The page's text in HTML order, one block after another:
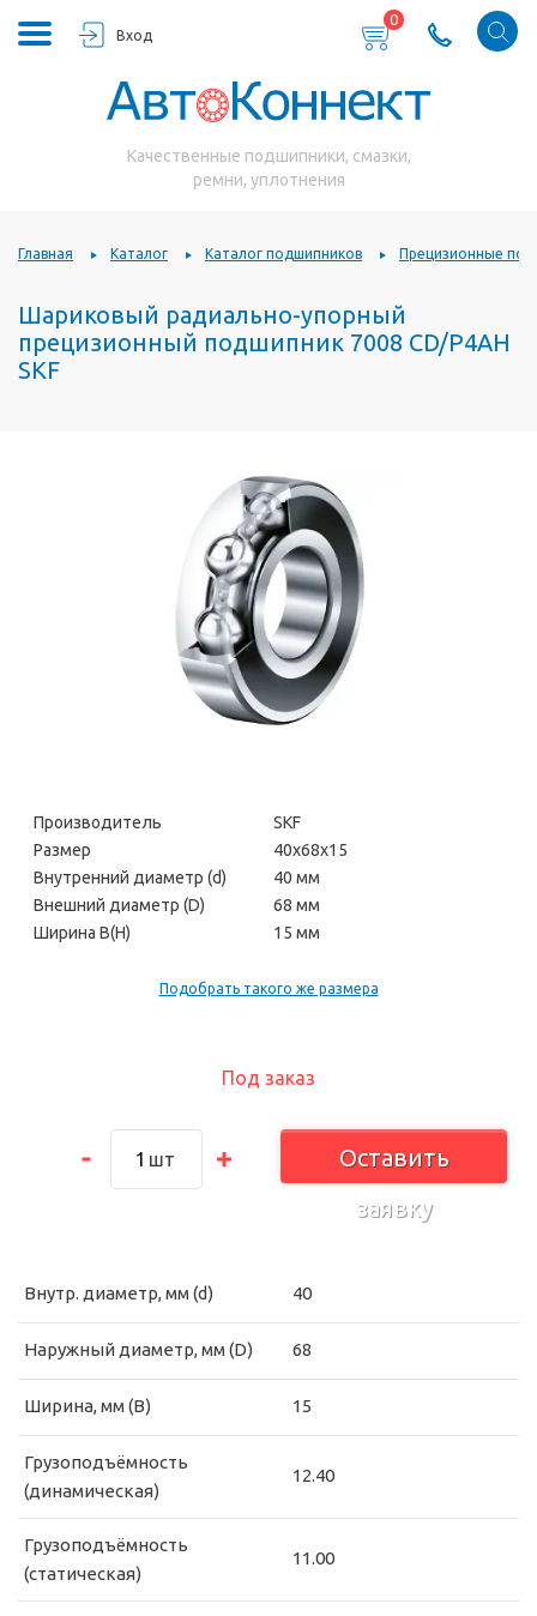
Вход
0
Качественные подшипники, смазки,
ремни, уплотнения
Главная Каталог Каталог подшипников Прецизионные
Шариковый радиально-упорный
прецизионный подшипник 7008 CD/P4AH
SKF
Под заказ
шт
Оставить
заявку
Производитель
SKF
Размер
40х68х15
Внутренний диаметр (d)
40 мм
Внешний диаметр (D)
68 мм
Ширина В(H)
15 мм
Подобрать такого же размера
Внутр. диаметр, мм (d) 40
Наружный диаметр, мм (D) 68
Ширина, мм (B) 15
Грузоподъёмность
(динамическая)
12.40
Грузоподъёмность
(статическая)
11.00